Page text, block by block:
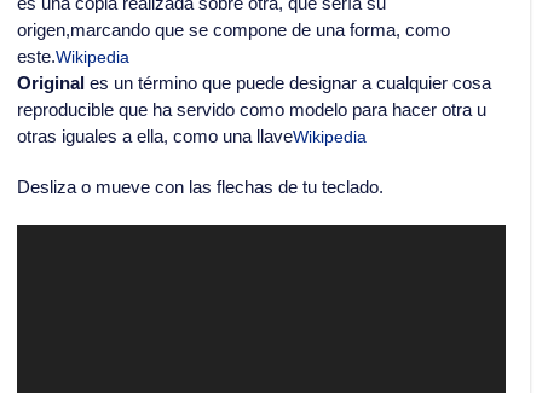
origen,marcando que se compone de una forma, como
este.Wikipedia
Original es un término que puede designar a cualquier cosa
reproducible que ha servido como modelo para hacer otra u
otras iguales a ella, como una llaveWikipedia
Desliza o mueve con las flechas de tu teclado.